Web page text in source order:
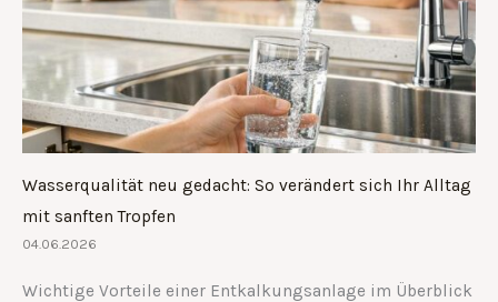
Wasserqualität neu gedacht: So verändert sich Ihr Alltag
mit sanften Tropfen
04.06.2026
Wichtige Vorteile einer Entkalkungsanlage im Überblick